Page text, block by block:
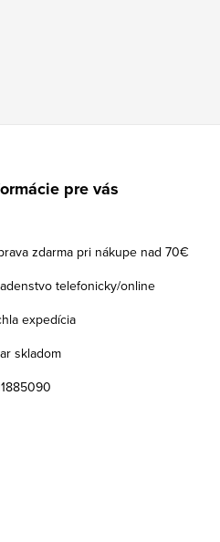
pre vás
zdarma pri nákupe nad 70€
telefonicky/online
expedícia
skladom